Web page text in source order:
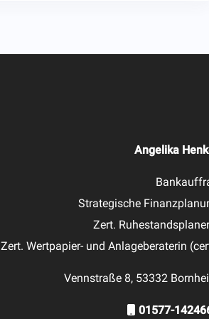
Angelika
Strategische
Zert.
Zert. Wertpapier- und Anlageberaterin
Vennstraße 8, 53332
01577-